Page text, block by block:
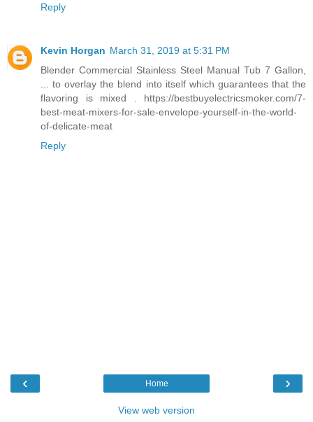
Reply
Kevin Horgan March 31, 2019 at 5:31 PM
Blender Commercial Stainless Steel Manual Tub 7 Gallon,
... to overlay the blend into itself which guarantees that the
flavoring is mixed . https://bestbuyelectricsmoker.com/7-
best-meat-mixers-for-sale-envelope-yourself-in-the-world-
of-delicate-meat
Reply
‹ ›
Home
View web version